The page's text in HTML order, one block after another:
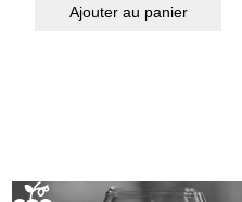
Ajouter au panier